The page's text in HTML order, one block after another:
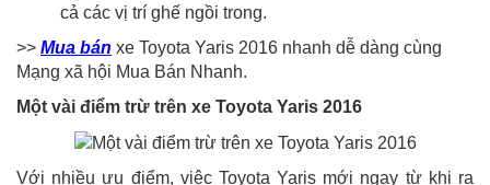
cả các vị trí ghế ngồi trong.
>> Mua bán xe Toyota Yaris 2016 nhanh dễ dàng cùng
Mạng xã hội Mua Bán Nhanh.
Một vài điểm trừ trên xe Toyota Yaris 2016
Với nhiều ưu điểm, việc Toyota Yaris mới ngay từ khi ra